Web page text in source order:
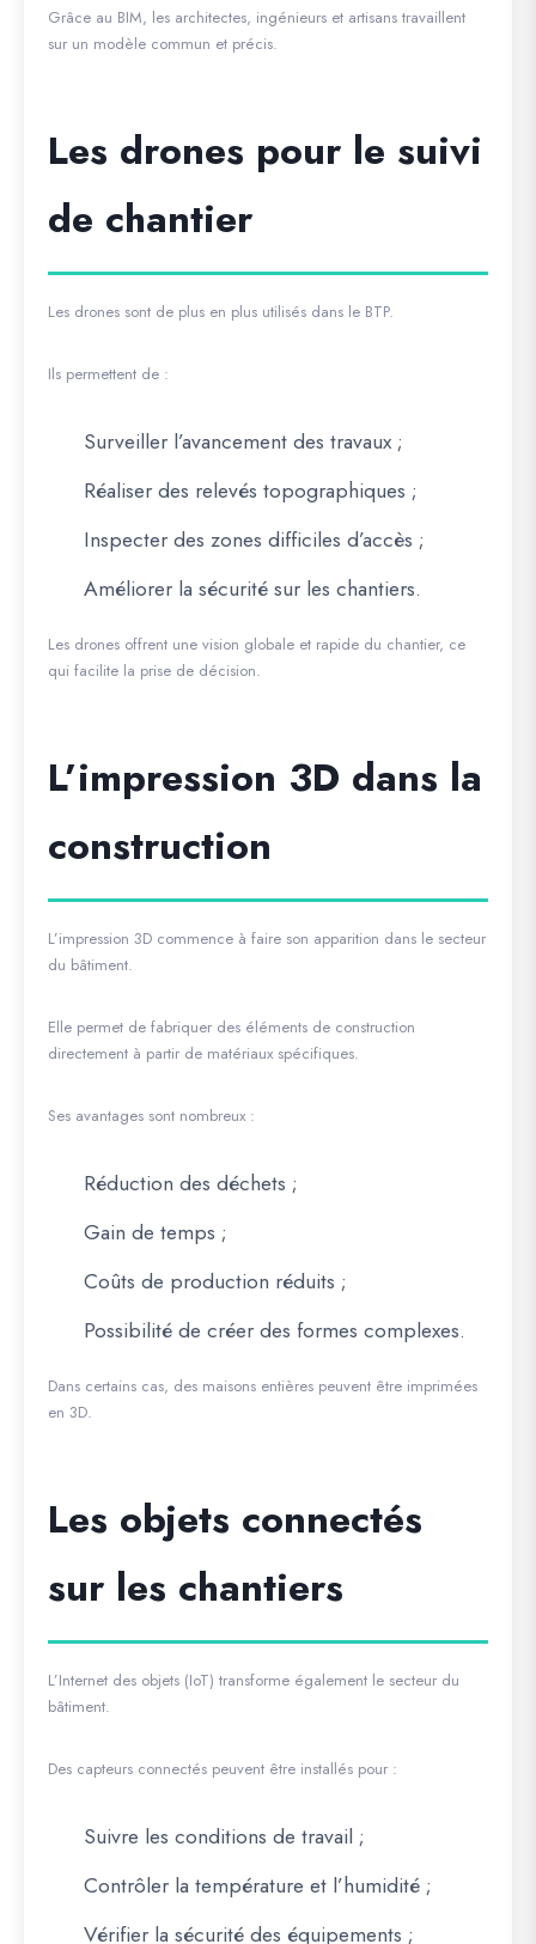
Grâce au BIM, les architectes, ingénieurs et artisans travaillent
sur un modèle commun et précis.
Les drones pour le suivi
de chantier
Les drones sont de plus en plus utilisés dans le BTP.
Ils permettent de :
Surveiller l’avancement des travaux ;
Réaliser des relevés topographiques ;
Inspecter des zones difficiles d’accès ;
Améliorer la sécurité sur les chantiers.
Les drones offrent une vision globale et rapide du chantier, ce
qui facilite la prise de décision.
L’impression 3D dans la
construction
L’impression 3D commence à faire son apparition dans le secteur
du bâtiment.
Elle permet de fabriquer des éléments de construction
directement à partir de matériaux spécifiques.
Ses avantages sont nombreux :
Réduction des déchets ;
Gain de temps ;
Coûts de production réduits ;
Possibilité de créer des formes complexes.
Dans certains cas, des maisons entières peuvent être imprimées
en 3D.
Les objets connectés
sur les chantiers
L’Internet des objets (IoT) transforme également le secteur du
bâtiment.
Des capteurs connectés peuvent être installés pour :
Suivre les conditions de travail ;
Contrôler la température et l’humidité ;
Vérifier la sécurité des équipements ;